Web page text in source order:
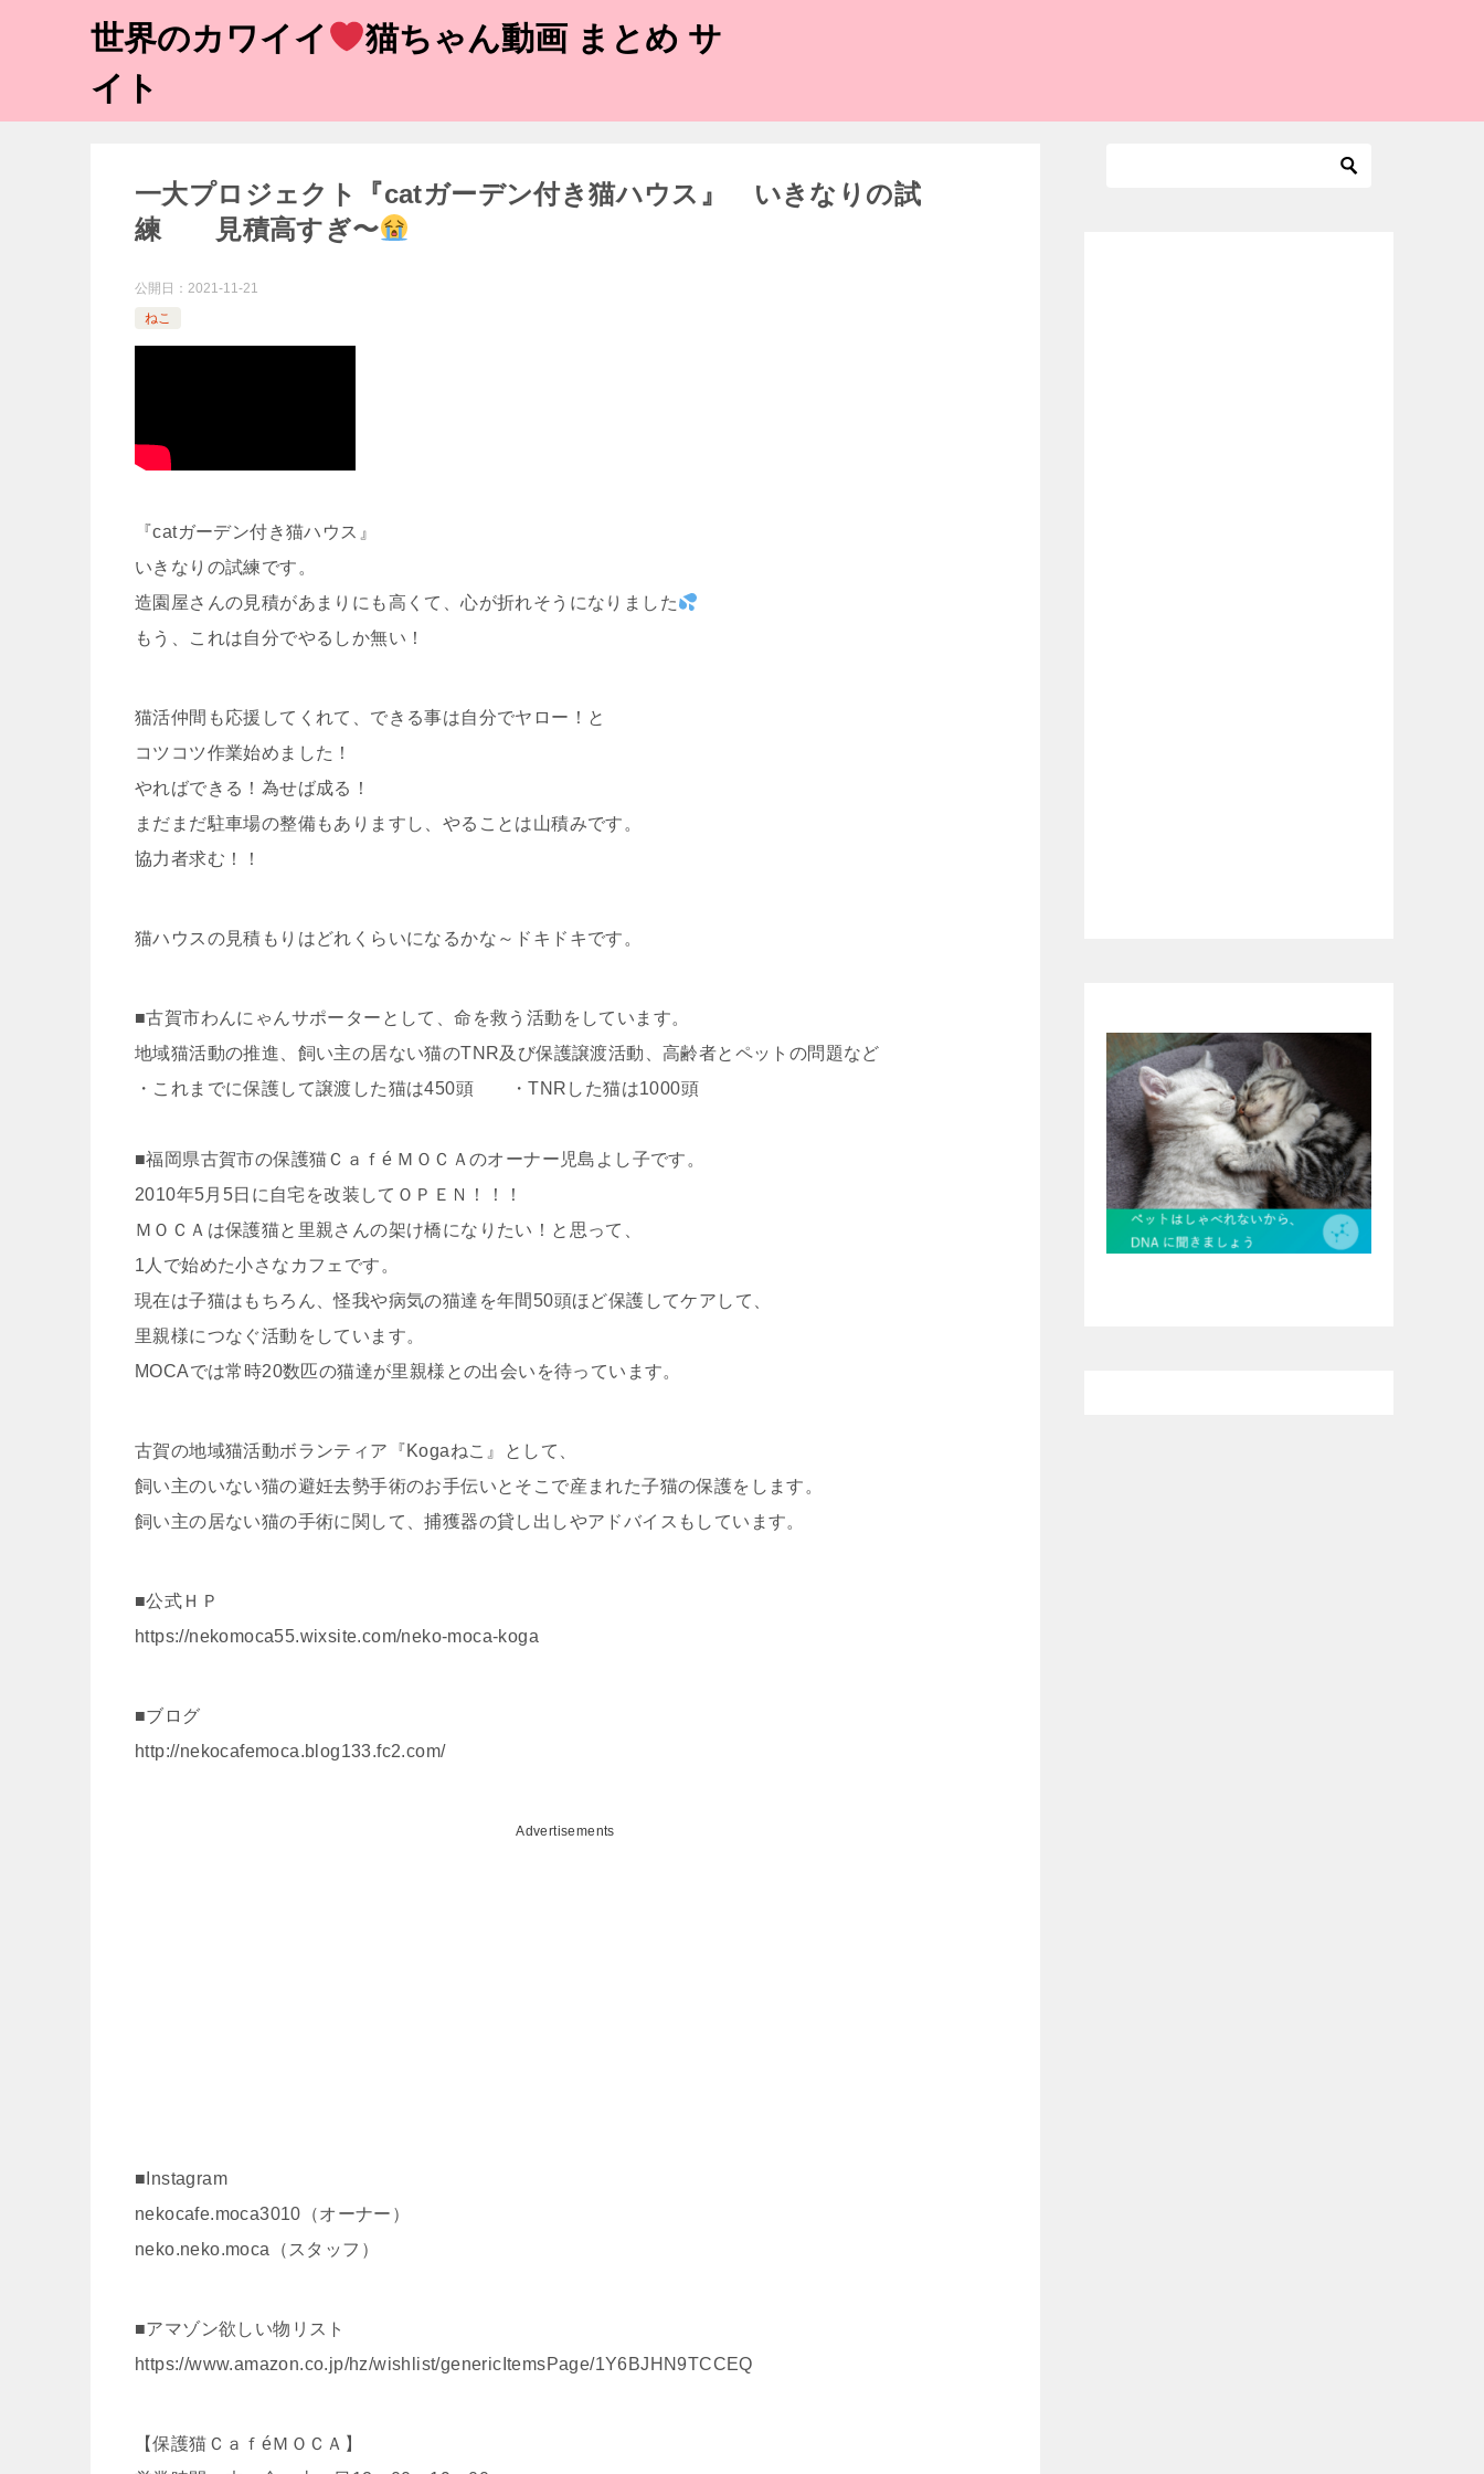
世界のカワイイ
猫ちゃん動画 まとめ サ
イト
一大プロジェクト『catガーデン付き猫ハウス』 いきなりの試
練 見積高すぎ〜
公開日： 2021-11-21
ねこ
『catガーデン付き猫ハウス』
いきなりの試練です。
造園屋さんの見積があまりにも高くて、心が折れそうになりました
もう、これは自分でやるしか無い！
猫活仲間も応援してくれて、できる事は自分でヤロー！と
コツコツ作業始めました！
やればできる！為せば成る！
まだまだ駐車場の整備もありますし、やることは山積みです。
協力者求む！！
猫ハウスの見積もりはどれくらいになるかな～ドキドキです。
■古賀市わんにゃんサポーターとして、命を救う活動をしています。
地域猫活動の推進、飼い主の居ない猫のTNR及び保護譲渡活動、高齢者とペットの問題など
・これまでに保護して譲渡した猫は450頭 ・TNRした猫は1000頭
■福岡県古賀市の保護猫Ｃａｆé ＭＯＣＡのオーナー児島よし子です。
2010年5月5日に自宅を改装してＯＰＥＮ！！！
ＭＯＣＡは保護猫と里親さんの架け橋になりたい！と思って、
1人で始めた小さなカフェです。
現在は子猫はもちろん、怪我や病気の猫達を年間50頭ほど保護してケアして、
里親様につなぐ活動をしています。
MOCAでは常時20数匹の猫達が里親様との出会いを待っています。
古賀の地域猫活動ボランティア『Kogaねこ』として、
飼い主のいない猫の避妊去勢手術のお手伝いとそこで産まれた子猫の保護をします。
飼い主の居ない猫の手術に関して、捕獲器の貸し出しやアドバイスもしています。
■公式ＨＰ
https://nekomoca55.wixsite.com/neko-moca-koga
■ブログ
http://nekocafemoca.blog133.fc2.com/
Advertisements
■Instagram
nekocafe.moca3010（オーナー）
neko.neko.moca（スタッフ）
■アマゾン欲しい物リスト
https://www.amazon.co.jp/hz/wishlist/genericItemsPage/1Y6BJHN9TCCEQ
【保護猫ＣａｆéＭＯＣＡ】